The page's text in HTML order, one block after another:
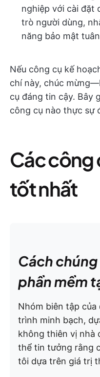
nghiệp với cài đặt
trò người dùng,
năng bảo mật
Nếu công cụ kế
chí này, chúc
cụ đáng tin cậy. Bây
công cụ nào thực sự
Các công
tốt nhất
Cách
phần mềm
Nhóm biên tập
trình minh bạch,
không thiên vị nhà
thể tin tưởng rằng
tôi dựa trên giá trị